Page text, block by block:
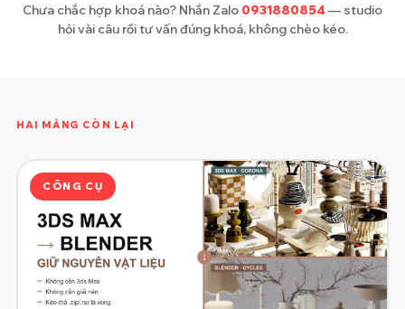
Chưa chắc hợp khoá nào? Nhắn Zalo 0931880854 — studio
hỏi vài câu rồi tư vấn đúng khoá, không chèo kéo.
HAI MẢNG CÒN LẠI
CÔNG CỤ